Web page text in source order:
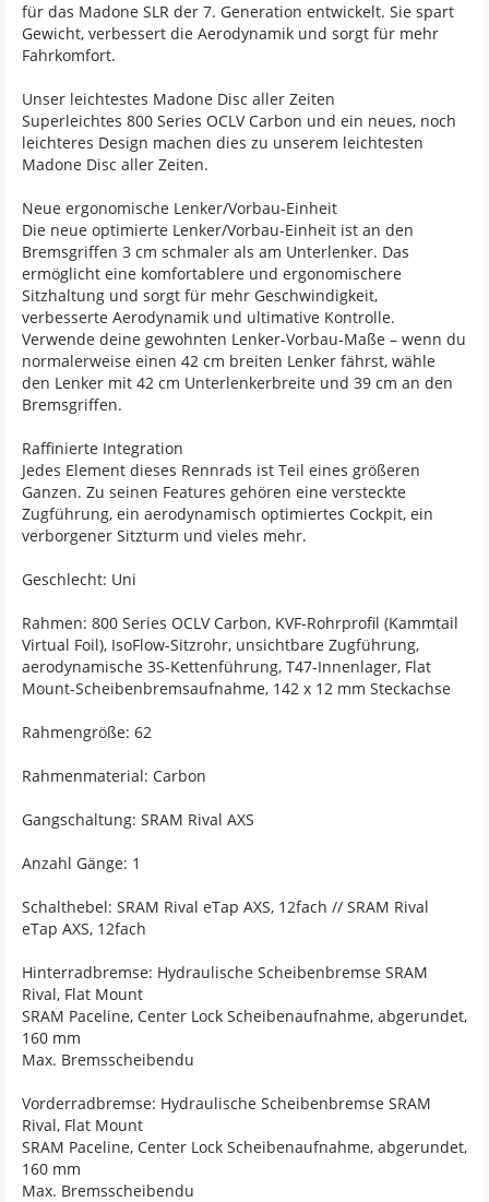
für das Madone SLR der 7. Generation entwickelt. Sie spart
Gewicht, verbessert die Aerodynamik und sorgt für mehr
Fahrkomfort.
Unser leichtestes Madone Disc aller Zeiten
Superleichtes 800 Series OCLV Carbon und ein neues, noch
leichteres Design machen dies zu unserem leichtesten
Madone Disc aller Zeiten.
Neue ergonomische Lenker/Vorbau-Einheit
Die neue optimierte Lenker/Vorbau-Einheit ist an den
Bremsgriffen 3 cm schmaler als am Unterlenker. Das
ermöglicht eine komfortablere und ergonomischere
Sitzhaltung und sorgt für mehr Geschwindigkeit,
verbesserte Aerodynamik und ultimative Kontrolle.
Verwende deine gewohnten Lenker-Vorbau-Maße – wenn du
normalerweise einen 42 cm breiten Lenker fährst, wähle
den Lenker mit 42 cm Unterlenkerbreite und 39 cm an den
Bremsgriffen.
Raffinierte Integration
Jedes Element dieses Rennrads ist Teil eines größeren
Ganzen. Zu seinen Features gehören eine versteckte
Zugführung, ein aerodynamisch optimiertes Cockpit, ein
verborgener Sitzturm und vieles mehr.
Geschlecht: Uni
Rahmen: 800 Series OCLV Carbon, KVF-Rohrprofil (Kammtail
Virtual Foil), IsoFlow-Sitzrohr, unsichtbare Zugführung,
aerodynamische 3S-Kettenführung, T47-Innenlager, Flat
Mount-Scheibenbremsaufnahme, 142 x 12 mm Steckachse
Rahmengröße: 62
Rahmenmaterial: Carbon
Gangschaltung: SRAM Rival AXS
Anzahl Gänge: 1
Schalthebel: SRAM Rival eTap AXS, 12fach // SRAM Rival
eTap AXS, 12fach
Hinterradbremse: Hydraulische Scheibenbremse SRAM
Rival, Flat Mount
SRAM Paceline, Center Lock Scheibenaufnahme, abgerundet,
160 mm
Max. Bremsscheibendu
Vorderradbremse: Hydraulische Scheibenbremse SRAM
Rival, Flat Mount
SRAM Paceline, Center Lock Scheibenaufnahme, abgerundet,
160 mm
Max. Bremsscheibendu